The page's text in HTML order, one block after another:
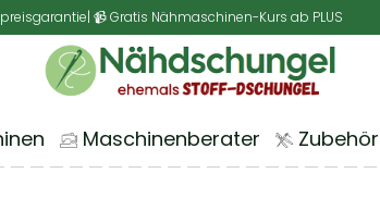
| 📹 Gratis Nähmaschinen-Kurs ab PLUS
Maschinenberater